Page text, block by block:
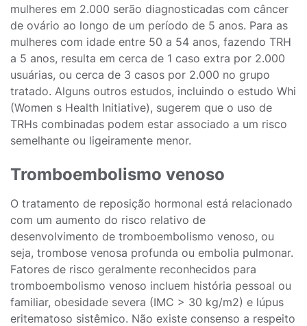
mulheres em 2.000 serão diagnosticadas com câncer
de ovário ao longo de um período de 5 anos. Para as
mulheres com idade entre 50 a 54 anos, fazendo TRH
a 5 anos, resulta em cerca de 1 caso extra por 2.000
usuárias, ou cerca de 3 casos por 2.000 no grupo
tratado. Alguns outros estudos, incluindo o estudo Whi
(Women s Health Initiative), sugerem que o uso de
TRHs combinadas podem estar associado a um risco
semelhante ou ligeiramente menor.
Tromboembolismo venoso
O tratamento de reposição hormonal está relacionado
com um aumento do risco relativo de
desenvolvimento de tromboembolismo venoso, ou
seja, trombose venosa profunda ou embolia pulmonar.
Fatores de risco geralmente reconhecidos para
tromboembolismo venoso incluem história pessoal ou
familiar, obesidade severa (IMC > 30 kg/m2) e lúpus
eritematoso sistêmico. Não existe consenso a respeito